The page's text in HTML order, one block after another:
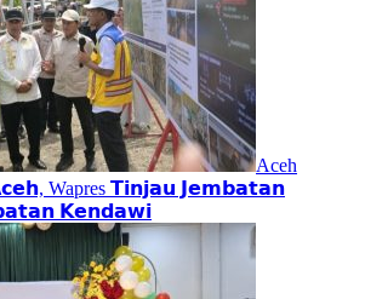
Aceh
Wapres 𝗧𝗶𝗻𝗷𝗮𝘂 𝗝𝗲𝗺𝗯𝗮𝘁𝗮𝗻
𝗞𝗲𝗻𝗱𝗮𝘄𝗶